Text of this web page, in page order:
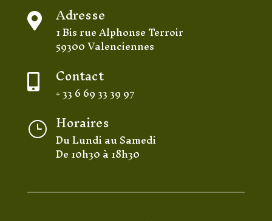
 Adresse
1 Bis rue Alphonse Terroir
59300 Valenciennes
 Contact
+ 33 6 69 33 39 97
} Horaires
Du Lundi au Samedi
De 10h30 à 18h30